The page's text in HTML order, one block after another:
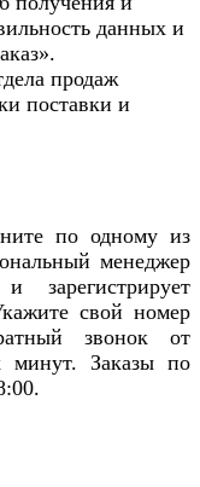
данных и
продаж
поставки и
по одному из
менеджер
свой номер
звонок от
минут. Заказы по